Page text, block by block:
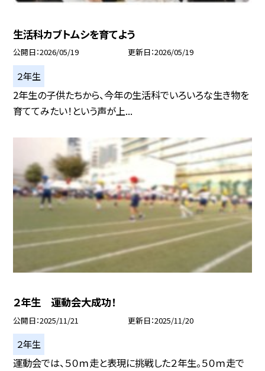
生活科カブトムシを育てよう
公開日 2026/05/19 更新日 2026/05/19
２年生
2年生の子供たちから、今年の生活科でいろいろな生き物を
育ててみたい！という声が上...
２年生 運動会大成功！
公開日 2025/11/21 更新日 2025/11/20
２年生
運動会では、５０ｍ走と表現に挑戦した２年生。５０ｍ走で